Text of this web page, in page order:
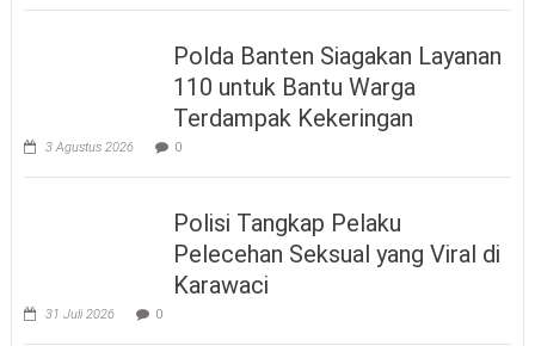
Polda Banten Siagakan Layanan
110 untuk Bantu Warga
Terdampak Kekeringan
3 Agustus 2026 0
Polisi Tangkap Pelaku
Pelecehan Seksual yang Viral di
Karawaci
31 Juli 2026 0